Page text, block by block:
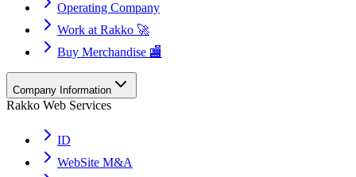
Operating Company
Work at Rakko 🚀
Buy Merchandise 🏬
Company Information
Rakko Web Services
ID
WebSite M&A